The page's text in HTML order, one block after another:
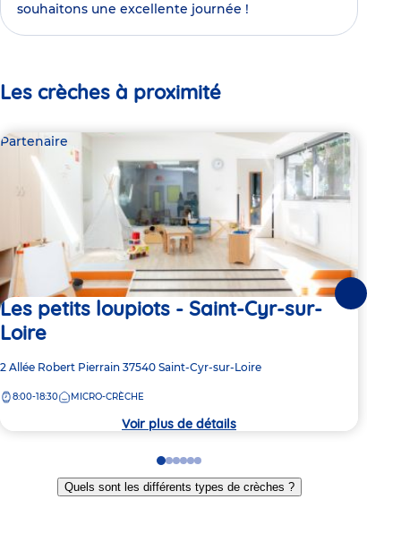
souhaitons une excellente journée !
Les crèches à proximité
Partenaire
Les petits loupiots - Saint-Cyr-sur-
Loire
Adresse
la
2 Allée Robert Pierrain 37540 Saint-Cyr-sur-Loire
8:00-18:30 MICRO-CRÈCHE
Voir plus de détails
Go
to
slide
Go
to
slide
Go
to
slide
Go
to
slide
Go
to
slide
Go
to
slide
Quels sont les différents types de crèches ?